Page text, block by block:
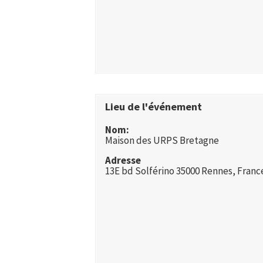
Lieu de l'événement
Nom:
Maison des URPS Bretagne
Adresse
13E bd Solférino 35000 Rennes,